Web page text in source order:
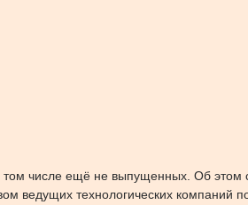
том числе ещё не выпущенных. Об этом
ведущих технологических компаний